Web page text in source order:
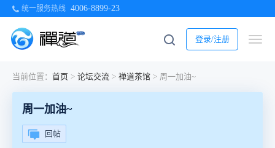
统一服务热线 4006-8899-23
登录/注册
当前位置： 首页 > 论坛交流 > 禅道茶馆 > 周一加油~
周一加油~
回帖